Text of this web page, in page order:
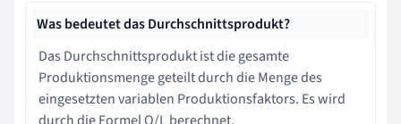
Was bedeutet das Durchschnittsprodukt?
Das Durchschnittsprodukt ist die gesamte
Produktionsmenge geteilt durch die Menge des
eingesetzten variablen Produktionsfaktors. Es wird
durch die Formel Q/L berechnet.